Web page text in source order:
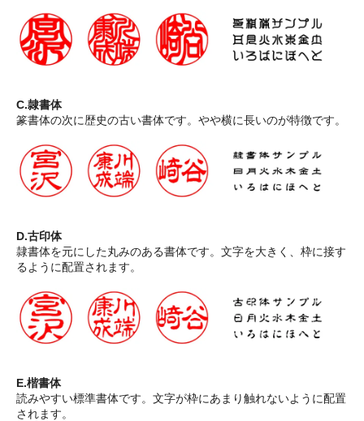
C.隷書体
篆書体の次に歴史の古い書体です。やや横に長いのが特徴です。
D.古印体
隷書体を元にした丸みのある書体です。文字を大きく、枠に接す
るように配置されます。
E.楷書体
読みやすい標準書体です。文字が枠にあまり触れないように配置
されます。